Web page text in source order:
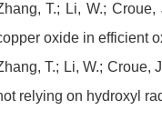
T.; Li, W.;
oxide in efficient
T.; Li, W.; Croue,
relying on hydroxyl